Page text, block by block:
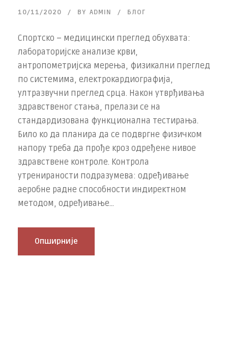
10/11/2020 BY ADMIN БЛОГ
Спортско – медицински преглед обухвата:
лабораторијске анализе крви,
антропометријска мерења, физикални преглед
по системима, електрокардиографија,
ултразвучни преглед срца. Након утврђивања
здравственог стања, прелази се на
стандардизована функционална тестирања.
Било ко да планира да се подвргне физичком
напору треба да прође кроз одређене нивое
здравствене контроле. Контрола
утренираности подразумева: одређивање
аеробне радне способности индиректном
методом, одређивање...
Опширније